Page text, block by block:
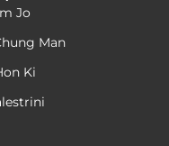
Jo
Man
Ki